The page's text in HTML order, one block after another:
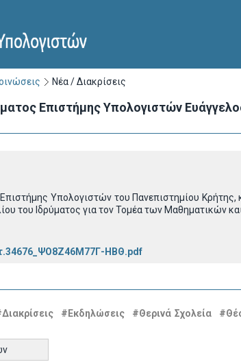
Νέα / Διακρίσεις
Επιστήμης Υπολογιστών
Υπολογιστών του Πανεπιστημίου
του Ιδρύματος για τον Τομέα των Μαθηματικών
ΗΒΘ.pdf
#Εκδηλώσεις #Θερινά Σχολεία